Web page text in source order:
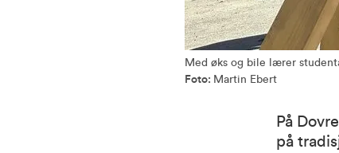
Med øks og bile lærer
Foto: Martin Ebert
På
på